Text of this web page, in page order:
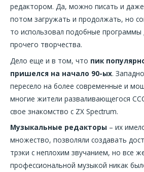
редактором. Да, можно писать и
потом загружать и продолжать, но
то использовал подобные программы
прочего творчества.
Дело еще и в том, что пик
пришелся на начало 90-ых.
пересело на более современные и
многие жители разваливающегося
свое знакомство с ZX Spectrum.
Музыкальные редакторы – их
множество, позволяли создавать
трэки с неплохим звучанием, но все
профессиональной музыкой никак